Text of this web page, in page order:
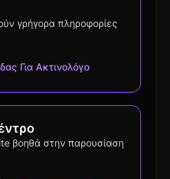
γρήγορα πληροφορίες
Για Ακτινολόγο
βοηθά στην παρουσίαση